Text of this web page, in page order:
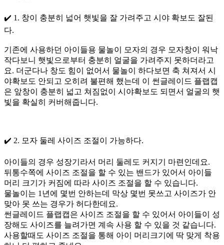
✔️ 1. 창이 충분히 넓어 햇빛을 잘 가려주고 시야 확보도 잘된
다.
기존에 사용하던 아이들용 물놀이 모자의 경우 모자창이 워낙
작다보니 햇빛으로부터 충분히 얼굴을 가려주지 못하더라고
요. 더군다나 창도 힘이 없어서 물놀이 하다보면 축 쳐져서 시
야확보도 안되고 오히려 불편해 했는데 이 썬글레이드 플랩캡
은 앞창이 충분히 넓고 쳐짐없이 시야확보도 되면서 얼굴의 햇
빛을 확실히 커버해줍니다.
✔️ 2. 모자 둘레 사이즈 조절이 가능하다.
아이들의 경우 성장기라서 머리 둘레도 커지기 마련인데요.
뒤통수쪽에 사이즈 조절을 할 수 있는 밴드가 있어서 아이들
머리 크기가 커짐에 따라 사이즈 조절을 할 수 있습니다.
물놀이는 1년에 몇번 안하는데 막상 몇번 못쓰고 사이즈가 안
맞아 못 쓰는 경우가 허다한데요.
썬글레이드 플랩캡은 사이즈 조절을 할 수 있어서 아이들이 성
장해도 사이즈를 늘려가면 계속 사용 할 수 있을 것 같습니다.
사용할때도 사이즈 조절을 통해 아이 머리크기에 딱 맞게 착용